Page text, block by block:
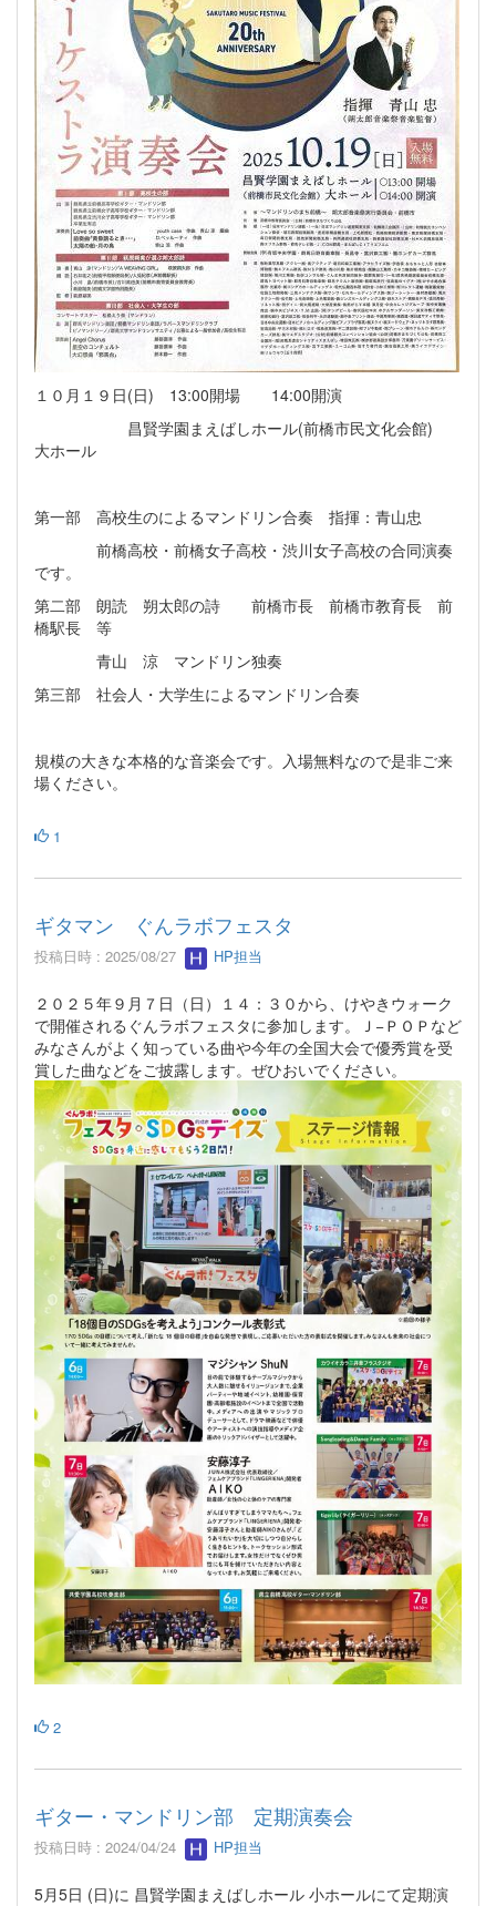
１０月１９日(日) 13:00開場 14:00開演
昌賢学園まえばしホール(前橋市民文化会館)
大ホール
第一部 高校生のによるマンドリン合奏 指揮：青山忠
前橋高校・前橋女子高校・渋川女子高校の合同演奏
です。
第二部 朗読 朔太郎の詩 前橋市長 前橋市教育長 前
橋駅長 等
青山 涼 マンドリン独奏
第三部 社会人・大学生によるマンドリン合奏
規模の大きな本格的な音楽会です。入場無料なので是非ご来
場ください。
1
ギタマン ぐんラボフェスタ
投稿日時 : 2025/08/27 HP担当
２０２５年９月７日（日）１４：３０から、けやきウォーク
で開催されるぐんラボフェスタに参加します。Ｊ−ＰＯＰなど
みなさんがよく知っている曲や今年の全国大会で優秀賞を受
賞した曲などをご披露します。ぜひおいでください。
2
ギター・マンドリン部 定期演奏会
投稿日時 : 2024/04/24 HP担当
5月5日 (日)に 昌賢学園まえばしホール 小ホールにて定期演